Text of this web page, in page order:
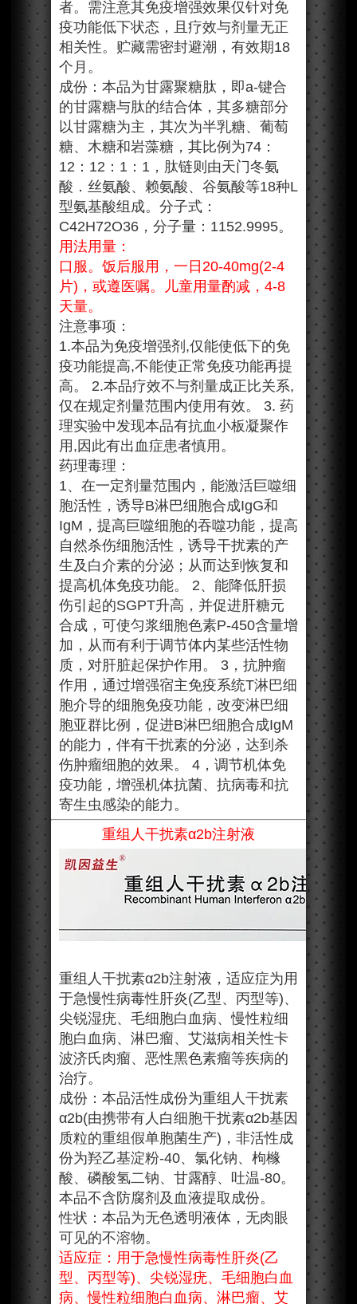
者。需注意其免疫增强效果仅针对免
疫功能低下状态，且疗效与剂量无正
相关性。贮藏需密封避潮，有效期18
个月。
成份：本品为甘露聚糖肽，即a-键合
的甘露糖与肽的结合体，其多糖部分
以甘露糖为主，其次为半乳糖、葡萄
糖、木糖和岩藻糖，其比例为74：
12：12：1：1，肽链则由天门冬氨
酸．丝氨酸、赖氨酸、谷氨酸等18种L
型氨基酸组成。分子式：
C42H72O36，分子量：1152.9995。
用法用量：
口服。饭后服用，一日20-40mg(2-4
片)，或遵医嘱。儿童用量酌减，4-8
天量。
注意事项：
1.本品为免疫增强剂,仅能使低下的免
疫功能提高,不能使正常免疫功能再提
高。 2.本品疗效不与剂量成正比关系,
仅在规定剂量范围内使用有效。 3. 药
理实验中发现本品有抗血小板凝聚作
用,因此有出血症患者慎用。
药理毒理：
1、在一定剂量范围内，能激活巨噬细
胞活性，诱导B淋巴细胞合成IgG和
IgM，提高巨噬细胞的吞噬功能，提高
自然杀伤细胞活性，诱导干扰素的产
生及白介素的分泌；从而达到恢复和
提高机体免疫功能。 2、能降低肝损
伤引起的SGPT升高，并促进肝糖元
合成，可使匀浆细胞色素P-450含量增
加，从而有利于调节体内某些活性物
质，对肝脏起保护作用。 3，抗肿瘤
作用，通过增强宿主免疫系统T淋巴细
胞介导的细胞免疫功能，改变淋巴细
胞亚群比例，促进B淋巴细胞合成IgM
的能力，伴有干扰素的分泌，达到杀
伤肿瘤细胞的效果。 4，调节机体免
疫功能，增强机体抗菌、抗病毒和抗
寄生虫感染的能力。
重组人干扰素α2b注射液
重组人干扰素α2b注射液，适应症为用
于急慢性病毒性肝炎(乙型、丙型等)、
尖锐湿疣、毛细胞白血病、慢性粒细
胞白血病、淋巴瘤、艾滋病相关性卡
波济氏肉瘤、恶性黑色素瘤等疾病的
治疗。
成份：本品活性成份为重组人干扰素
α2b(由携带有人白细胞干扰素α2b基因
质粒的重组假单胞菌生产)，非活性成
份为羟乙基淀粉-40、氯化钠、枸橼
酸、磷酸氢二钠、甘露醇、吐温-80。
本品不含防腐剂及血液提取成份。
性状：本品为无色透明液体，无肉眼
可见的不溶物。
适应症：用于急慢性病毒性肝炎(乙
型、丙型等)、尖锐湿疣、毛细胞白血
病、慢性粒细胞白血病、淋巴瘤、艾